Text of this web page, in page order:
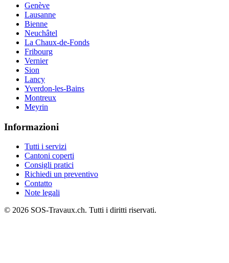
Genève
Lausanne
Bienne
Neuchâtel
La Chaux-de-Fonds
Fribourg
Vernier
Sion
Lancy
Yverdon-les-Bains
Montreux
Meyrin
Informazioni
Tutti i servizi
Cantoni coperti
Consigli pratici
Richiedi un preventivo
Contatto
Note legali
© 2026 SOS-Travaux.ch. Tutti i diritti riservati.